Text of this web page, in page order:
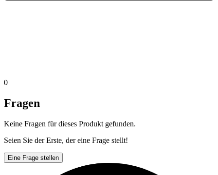
0
Fragen
Keine Fragen für dieses Produkt gefunden.
Seien Sie der Erste, der eine Frage stellt!
Eine Frage stellen